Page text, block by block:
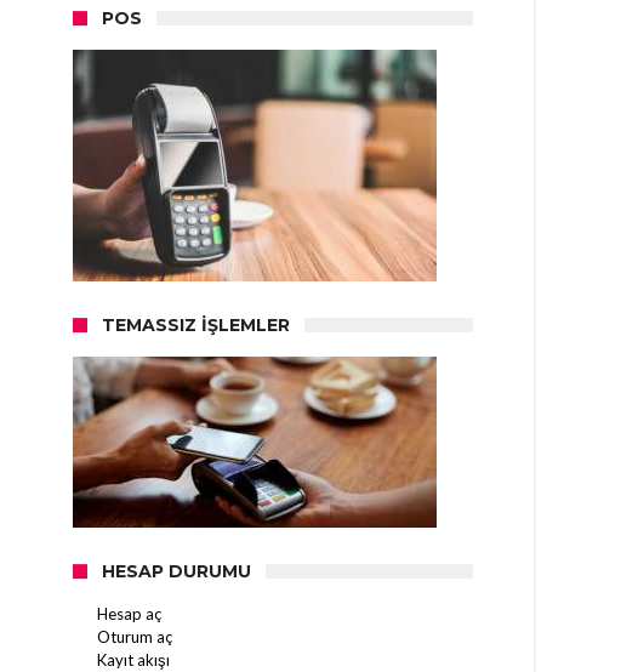
POS
TEMASSIZ İŞLEMLER
HESAP DURUMU
Hesap aç
Oturum aç
Kayıt akışı